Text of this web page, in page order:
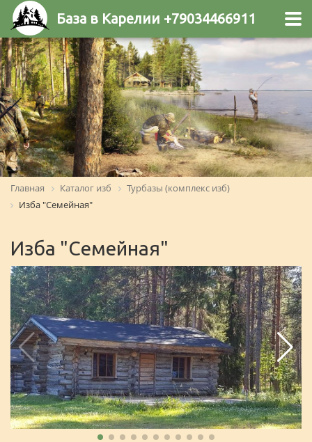
База в Карелии +79034466911
Главная Каталог изб
Турбазы (комплекс изб)
Изба "Семейная"
Изба "Семейная"